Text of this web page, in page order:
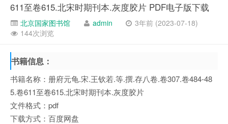
611至卷615.北宋时期刊本.灰度胶片 PDF电子版下载
北京国家图书馆 admin
3年前 (2023-07-18)
144次浏览
书籍信息：
书籍名称：册府元龟.宋.王钦若.等.撰.存八卷.卷307.卷484-48
5.卷611至卷615.北宋时期刊本.灰度胶片
文件格式：pdf
下载方式：百度网盘